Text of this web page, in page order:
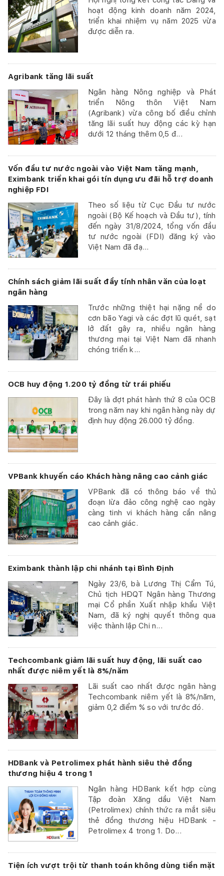
hoạt động kinh doanh năm 2024,
triển khai nhiệm vụ năm 2025 vừa
được diễn ra.
Agribank tăng lãi suất
Ngân hàng Nông nghiệp và Phát
triển Nông thôn Việt Nam
(Agribank) vừa công bố điều chỉnh
tăng lãi suất huy động các kỳ hạn
dưới 12 tháng thêm 0,5 đ...
Vốn đầu tư nước ngoài vào Việt Nam tăng mạnh,
Eximbank triển khai gói tín dụng ưu đãi hỗ trợ doanh
nghiệp FDI
Theo số liệu từ Cục Đầu tư nước
ngoài (Bộ Kế hoạch và Đầu tư), tính
đến ngày 31/8/2024, tổng vốn đầu
tư nước ngoài (FDI) đăng ký vào
Việt Nam đã đạ...
Chính sách giảm lãi suất đầy tính nhân văn của loạt
ngân hàng
Trước những thiệt hại nặng nề do
cơn bão Yagi và các đợt lũ quét, sạt
lở đất gây ra, nhiều ngân hàng
thương mại tại Việt Nam đã nhanh
chóng triển k...
OCB huy động 1.200 tỷ đồng từ trái phiếu
Đây là đợt phát hành thứ 8 của OCB
trong năm nay khi ngân hàng này dự
định huy động 26.000 tỷ đồng.
VPBank khuyến cáo Khách hàng nâng cao cảnh giác
VPBank đã có thông báo về thủ
đoạn lừa đảo công nghệ cao ngày
càng tinh vi khách hàng cần nâng
cao cảnh giác.
Eximbank thành lập chi nhánh tại Bình Định
Ngày 23/6, bà Lương Thị Cẩm Tú,
Chủ tịch HĐQT Ngân hàng Thương
mại Cổ phần Xuất nhập khẩu Việt
Nam, đã ký nghị quyết thông qua
việc thành lập Chi n...
Techcombank giảm lãi suất huy động, lãi suất cao
nhất được niêm yết là 8%/năm
Lãi suất cao nhất được ngân hàng
Techcombank niêm yết là 8%/năm,
giảm 0,2 điểm % so với trước đó.
HDBank và Petrolimex phát hành siêu thẻ đồng
thương hiệu 4 trong 1
Ngân hàng HDBank kết hợp cùng
Tập đoàn Xăng dầu Việt Nam
(Petrolimex) chính thức ra mắt siêu
thẻ đồng thương hiệu HDBank -
Petrolimex 4 trong 1. Do...
Tiện ích vượt trội từ thanh toán không dùng tiền mặt